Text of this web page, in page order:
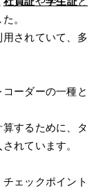
。
されていて、多
ーダーの一種と
するために、タ
れています。
ェックポイント